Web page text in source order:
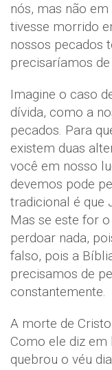
nós, mas não
tivesse morrido
nossos pecados
precisaríamos
Imagine o caso
dívida, como a
pecados. Para
existem duas
você em nosso
devemos pode
tradicional é que
Mas se este for
perdoar nada,
falso, pois a
precisamos de
constantemente.
A morte de
Como ele diz
quebrou o véu